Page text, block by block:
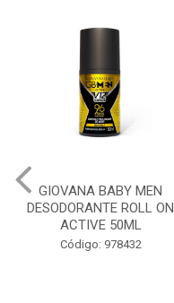
GIOVANA BABY MEN
DESODORANTE ROLL ON
ACTIVE 50ML
Código: 978432